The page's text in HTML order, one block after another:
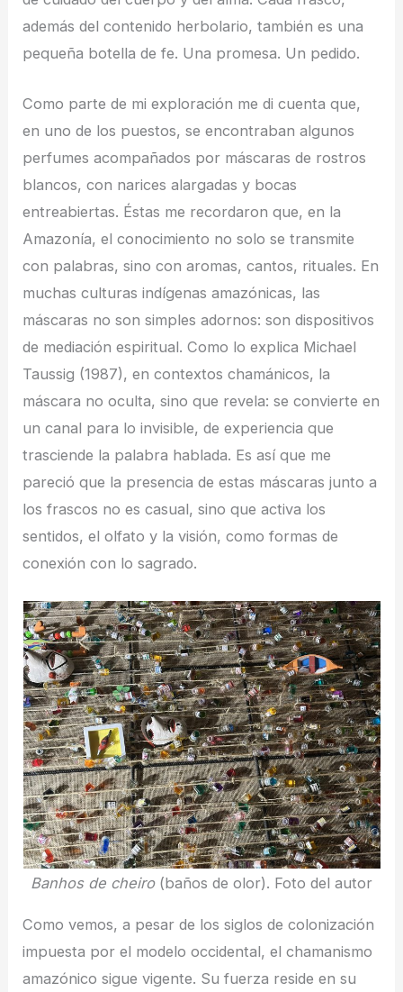
además del contenido herbolario, también es una
pequeña botella de fe. Una promesa. Un pedido.
Como parte de mi exploración me di cuenta que,
en uno de los puestos, se encontraban algunos
perfumes acompañados por máscaras de rostros
blancos, con narices alargadas y bocas
entreabiertas. Éstas me recordaron que, en la
Amazonía, el conocimiento no solo se transmite
con palabras, sino con aromas, cantos, rituales. En
muchas culturas indígenas amazónicas, las
máscaras no son simples adornos: son dispositivos
de mediación espiritual. Como lo explica Michael
Taussig (1987), en contextos chamánicos, la
máscara no oculta, sino que revela: se convierte en
un canal para lo invisible, de experiencia que
trasciende la palabra hablada. Es así que me
pareció que la presencia de estas máscaras junto a
los frascos no es casual, sino que activa los
sentidos, el olfato y la visión, como formas de
conexión con lo sagrado.
Banhos de cheiro(baños de olor). Foto del autor
Como vemos, a pesar de los siglos de colonización
impuesta por el modelo occidental, el chamanismo
amazónico sigue vigente. Su fuerza reside en su